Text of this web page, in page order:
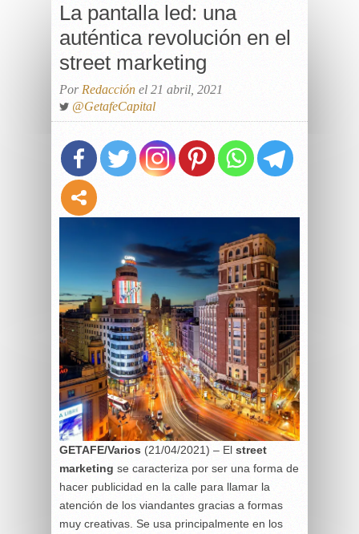
La pantalla led: una
auténtica revolución en el
street marketing
Por Redacción el 21 abril, 2021
@GetafeCapital
GETAFE/Varios (21/04/2021) – El street
marketing se caracteriza por ser una forma de
hacer publicidad en la calle para llamar la
atención de los viandantes gracias a formas
muy creativas. Se usa principalmente en los